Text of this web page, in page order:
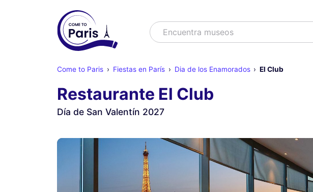
BuscarEncuentra museos
Come to Paris Fiestas en París Dia de los Enamorados El Club
Restaurante El Club
Día de San Valentín 2027